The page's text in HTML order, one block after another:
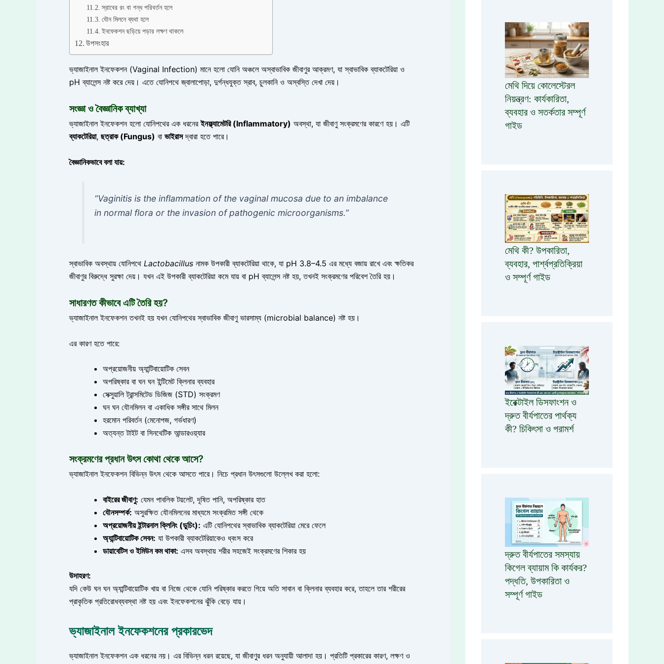
স্রাবের রং বা গন্ধ পরিবর্তন হলে
যৌন মিলনে ব্যথা হলে
ইনফেকশন ছড়িয়ে পড়ার লক্ষণ থাকলে
উপসংহার
ভ্যাজাইনাল ইনফেকশন (Vaginal Infection) মানে হলো যোনি অঞ্চলে অস্বাভাবিক জীবাণুর আক্রমণ, যা স্বাভাবিক ব্যাকটেরিয়া ও
pH ব্যালেন্স নষ্ট করে দেয়। এতে যোনিপথে জ্বালাপোড়া, দুর্গন্ধযুক্ত স্রাব, চুলকানি ও অস্বস্তি দেখা দেয়।
সংজ্ঞা ও বৈজ্ঞানিক ব্যাখ্যা
ভ্যাজাইনাল ইনফেকশন হলো যোনিপথের এক ধরনেরইনফ্ল্যামেটরি (Inflammatory) অবস্থা, যা জীবাণু সংক্রমণের কারণে হয়। এটি
ব্যাকটেরিয়া, ছত্রাক (Fungus) বা ভাইরাসদ্বারা হতে পারে।
বৈজ্ঞানিকভাবে বলা যায়:
“Vaginitis is the inflammation of the vaginal mucosa due to an imbalance
in normal flora or the invasion of pathogenic microorganisms.”
স্বাভাবিক অবস্থায় যোনিপথে Lactobacillus নামক উপকারী ব্যাকটেরিয়া থাকে, যা pH 3.8–4.5 এর মধ্যে বজায় রাখে এবং ক্ষতিকর
জীবাণুর বিরুদ্ধে সুরক্ষা দেয়। যখন এই উপকারী ব্যাকটেরিয়া কমে যায় বা pH ব্যালেন্স নষ্ট হয়, তখনই সংক্রমণের পরিবেশ তৈরি হয়।
সাধারণত কীভাবে এটি তৈরি হয়?
ভ্যাজাইনাল ইনফেকশন তখনই হয় যখন যোনিপথের স্বাভাবিক জীবাণু ভারসাম্য (microbial balance) নষ্ট হয়।
এর কারণ হতে পারে:
অপ্রয়োজনীয় অ্যান্টিবায়োটিক সেবন
অপরিষ্কার বা ঘন ঘন ইন্টিমেট ক্লিনার ব্যবহার
সেক্সুয়ালি ট্রান্সমিটেড ডিজিজ (STD) সংক্রমণ
ঘন ঘন যৌনমিলন বা একাধিক সঙ্গীর সাথে মিলন
হরমোন পরিবর্তন (মেনোপজ, গর্ভধারণ)
অত্যন্ত টাইট বা সিনথেটিক আন্ডারওয়্যার
সংক্রমণের প্রধান উৎস কোথা থেকে আসে?
ভ্যাজাইনাল ইনফেকশন বিভিন্ন উৎস থেকে আসতে পারে। নিচে প্রধান উৎসগুলো উল্লেখ করা হলো:
বাইরের জীবাণু: যেমন পাবলিক টয়লেট, দূষিত পানি, অপরিষ্কার হাত
যৌনসম্পর্ক: অসুরক্ষিত যৌনমিলনের মাধ্যমে সংক্রমিত সঙ্গী থেকে
অপ্রয়োজনীয় ইন্টারনাল ক্লিনিং (ডুচিং): এটি যোনিপথের স্বাভাবিক ব্যাকটেরিয়া মেরে ফেলে
অ্যান্টিবায়োটিক সেবন: যা উপকারী ব্যাকটেরিয়াকেও ধ্বংস করে
ডায়াবেটিস ও ইমিউন কম থাকা: এসব অবস্থায় শরীর সহজেই সংক্রমণের শিকার হয়
উদাহরণ:
যদি কেউ ঘন ঘন অ্যান্টিবায়োটিক খায় বা নিজে থেকে যোনি পরিষ্কার করতে গিয়ে অতি সাবান বা ক্লিনার ব্যবহার করে, তাহলে তার শরীরের
প্রাকৃতিক প্রতিরোধব্যবস্থা নষ্ট হয় এবং ইনফেকশনের ঝুঁকি বেড়ে যায়।
ভ্যাজাইনাল ইনফেকশনের প্রকারভেদ
ভ্যাজাইনাল ইনফেকশন এক ধরনের নয়। এর বিভিন্ন ধরন রয়েছে, যা জীবাণুর ধরন অনুযায়ী আলাদা হয়। প্রতিটি প্রকারের কারণ, লক্ষণ ও
মেথি দিয়ে কোলেস্টেরল
নিয়ন্ত্রণ: কার্যকারিতা,
ব্যবহার ও সতর্কতার সম্পূর্ণ
গাইড
মেথি কী? উপকারিতা,
ব্যবহার, পার্শ্বপ্রতিক্রিয়া
ও সম্পূর্ণ গাইড
ইরেক্টাইল ডিসফাংশন ও
দ্রুত বীর্যপাতের পার্থক্য
কী? চিকিৎসা ও পরামর্শ
দ্রুত বীর্যপাতের সমস্যায়
কিগেল ব্যায়াম কি কার্যকর?
পদ্ধতি, উপকারিতা ও
সম্পূর্ণ গাইড